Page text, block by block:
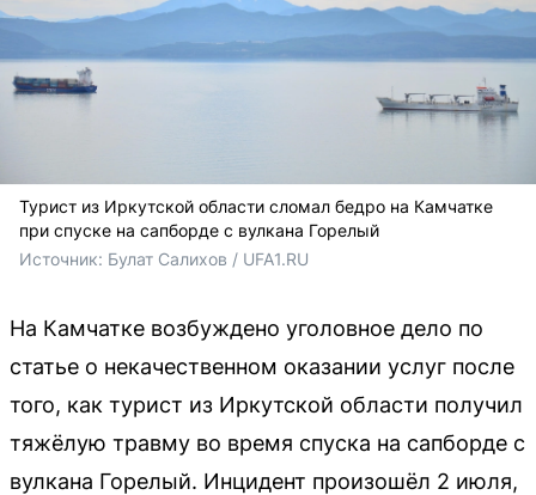
Турист из Иркутской области сломал бедро на Камчатке
при спуске на сапборде с вулкана Горелый
Источник: Булат Салихов / UFA1.RU
На Камчатке возбуждено уголовное дело по
статье о некачественном оказании услуг после
того, как турист из Иркутской области получил
тяжёлую травму во время спуска на сапборде с
вулкана Горелый. Инцидент произошёл 2 июля,